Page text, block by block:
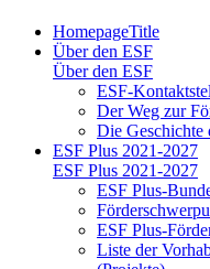
HomepageTitle
Über den ESF
Über den ESF
ESF-
Der Weg zur
Die Ge­schich­te
ESF Plus 2021-2027
ESF Plus 2021-2027
ESF Plus-
ESF Plus-
Lis­te der